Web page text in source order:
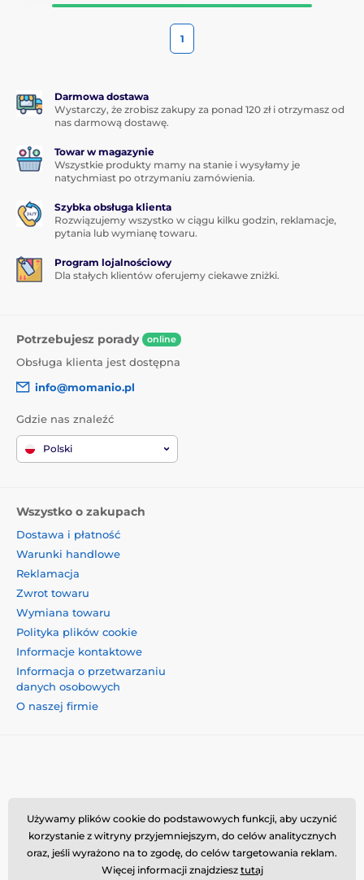
1
Darmowa dostawa
Wystarczy, że zrobisz zakupy za ponad 120 zł i otrzymasz od
nas darmową dostawę.
Towar w magazynie
Wszystkie produkty mamy na stanie i wysyłamy je
natychmiast po otrzymaniu zamówienia.
Szybka obsługa klienta
Rozwiązujemy wszystko w ciągu kilku godzin, reklamacje,
pytania lub wymianę towaru.
Program lojalnościowy
Dla stałych klientów oferujemy ciekawe zniżki.
Potrzebujesz porady online
Obsługa klienta jest dostępna
info@momanio.pl
Gdzie nas znaleźć
Polski
Wszystko o zakupach
Dostawa i płatność
Warunki handlowe
Reklamacja
Zwrot towaru
Wymiana towaru
Polityka plików cookie
Informacje kontaktowe
Informacja o przetwarzaniu
danych osobowych
O naszej firmie
Momanio s.r.o., Okružní 361/14, 74718, Píšť, Czechy,
VAT: CZ09604707, info@momanio.pl
Używamy plików cookie do podstawowych funkcji, aby uczynić
korzystanie z witryny przyjemniejszym, do celów analitycznych
oraz, jeśli wyrażono na to zgodę, do celów targetowania reklam.
Więcej informacji znajdziesz tutaj